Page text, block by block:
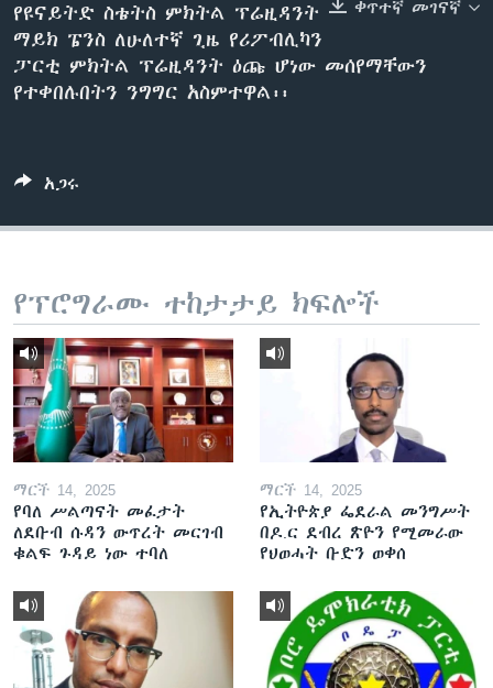
ቋንቋዎች
ቀጥተኛ መገናኛ
የዩናይትድ ስቴትስ ምክትል ፕሬዚዳንት
ማይክ ፔንስ ለሁለተኛ ጊዜ የሪፖብሊካን
ፓርቲ ምክትል ፕሬዚዳንት ዕጩ ሆነው መሰየማቸውን
የተቀበሉበትን ንግግር አስምተዋል፡፡
አጋሩ
የፕሮግራሙ ተከታታይ ክፍሎች
ማርች 14, 2025
የባለ ሥልጣናት መፈታት
ለደቡብ ሱዳን ውጥረት መርገብ
ቁልፍ ጉዳይ ነው ተባለ
ማርች 14, 2025
የኢትዮጵያ ፌደራል መንግሥት
በዶ.ር ደብረ ጽዮን የሚመራው
የህወሓት ቡድን ወቀሰ